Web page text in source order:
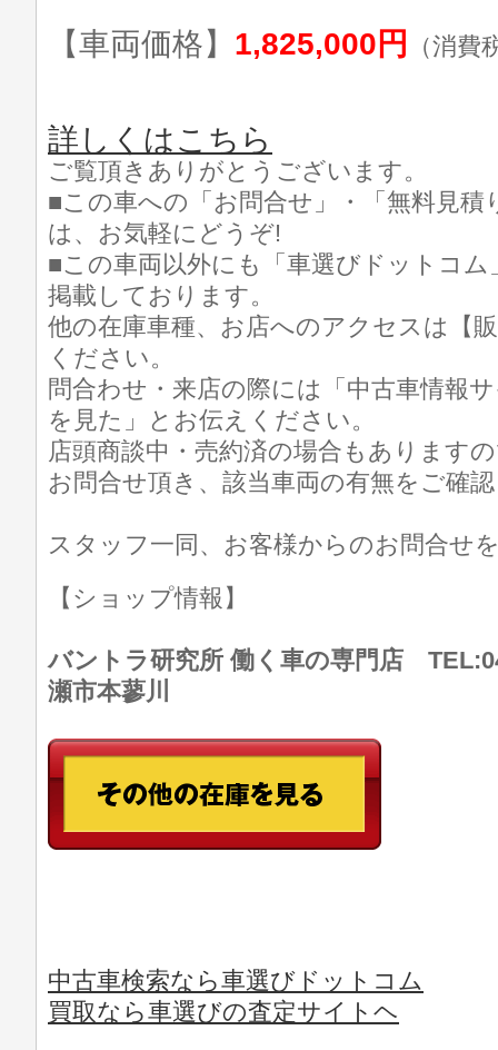
【車両価格】 1,825,000円 （消費
詳しくはこちら
ご覧頂きありがとうございます。
■この車への「お問合せ」・「無料見積
は、お気軽にどうぞ!
■この車両以外にも「車選びドットコ
掲載しております。
他の在庫車種、お店へのアクセスは【
ください。
問合わせ・来店の際には「中古車情報
を見た」とお伝えください。
店頭商談中・売約済の場合もあります
お問合せ頂き、該当車両の有無をご確
スタッフ一同、お客様からのお問合せ
【ショップ情報】
バントラ研究所 働く車の専門店
瀬市本蓼川
中古車検索なら車選びドットコム
買取なら車選びの査定サイトヘ